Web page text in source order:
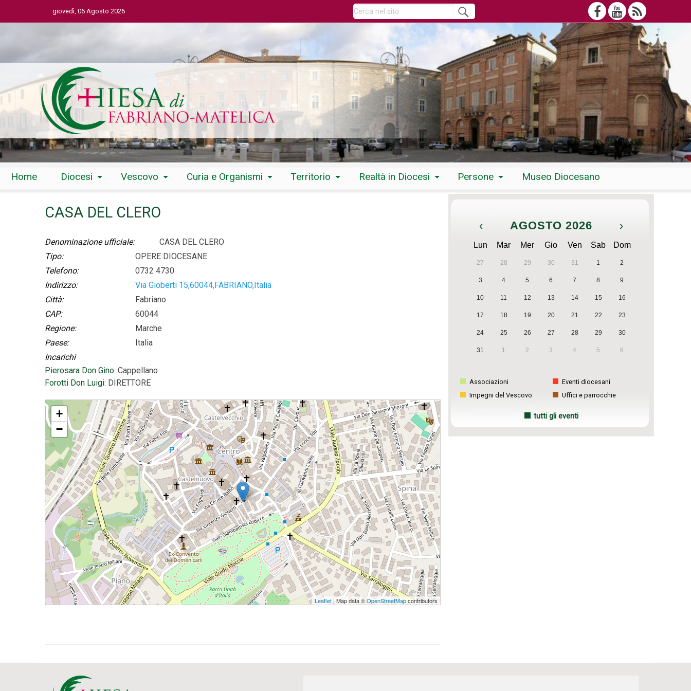
giovedì, 06 Agosto 2026
Home Diocesi Vescovo Curia e Organismi Territorio Realtà in Diocesi Persone Museo Diocesano
CASA DEL CLERO
Denominazione ufficiale:
CASA DEL CLERO
Tipo:
OPERE DIOCESANE
Telefono:
0732 4730
Indirizzo:
Via Gioberti 15,60044,FABRIANO,Italia
Città:
Fabriano
CAP:
60044
Regione:
Marche
Paese:
Italia
Incarichi
Pierosara Don Gino: Cappellano
Forotti Don Luigi: DIRETTORE
CASA DEL CLERO
+
−
Leaflet | Map data ©OpenStreetMapcontributors
‹ AGOSTO 2026 ›
Lun Mar Mer Gio Ven Sab Dom
27 28 29 30 31 1 2
3 4 5 6 7 8 9
10 11 12 13 14 15 16
17 18 19 20 21 22 23
24 25 26 27 28 29 30
31 1 2 3 4 5 6
Associazioni
Eventi diocesani
Impegni del Vescovo
Uffici e parrocchie
tutti gli eventi